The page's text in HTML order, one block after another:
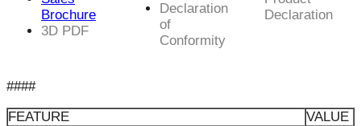
Brochure
3D PDF
Declaration
of
Conformity
Declaration
####
FEATURE
VALUE